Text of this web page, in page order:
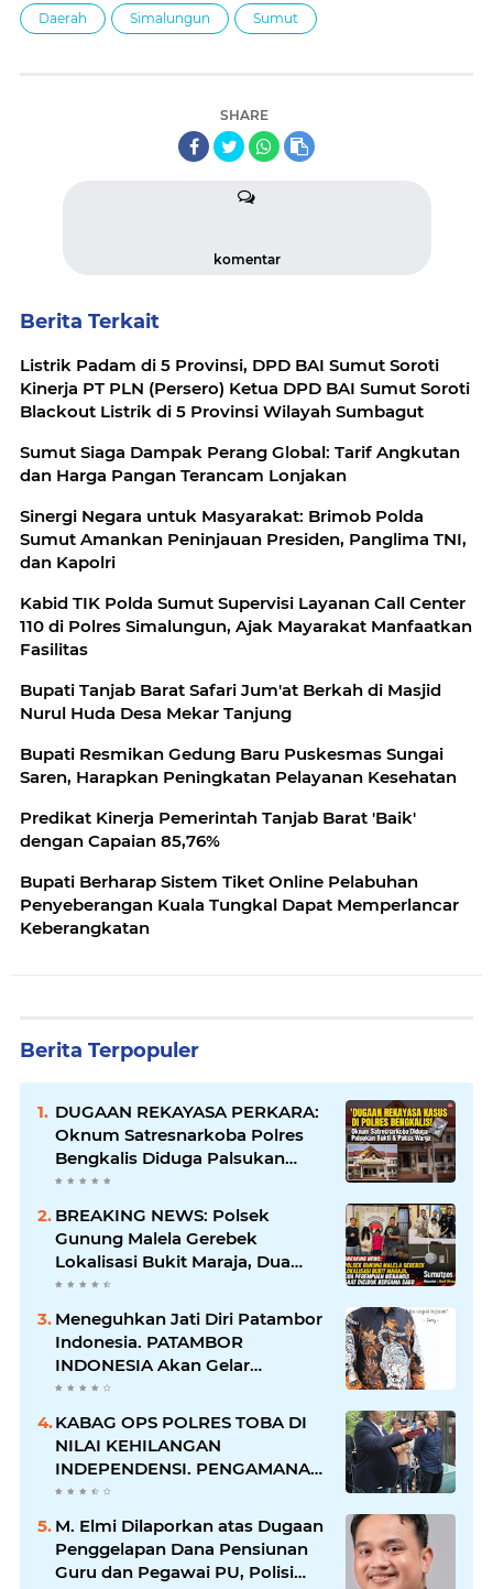
Daerah Simalungun Sumut
SHARE
komentar
Berita Terkait
Listrik Padam di 5 Provinsi, DPD BAI Sumut Soroti
Kinerja PT PLN (Persero) Ketua DPD BAI Sumut Soroti
Blackout Listrik di 5 Provinsi Wilayah Sumbagut
Sumut Siaga Dampak Perang Global: Tarif Angkutan
dan Harga Pangan Terancam Lonjakan
Sinergi Negara untuk Masyarakat: Brimob Polda
Sumut Amankan Peninjauan Presiden, Panglima TNI,
dan Kapolri
Kabid TIK Polda Sumut Supervisi Layanan Call Center
110 di Polres Simalungun, Ajak Mayarakat Manfaatkan
Fasilitas
Bupati Tanjab Barat Safari Jum'at Berkah di Masjid
Nurul Huda Desa Mekar Tanjung
Bupati Resmikan Gedung Baru Puskesmas Sungai
Saren, Harapkan Peningkatan Pelayanan Kesehatan
Predikat Kinerja Pemerintah Tanjab Barat 'Baik'
dengan Capaian 85,76%
Bupati Berharap Sistem Tiket Online Pelabuhan
Penyeberangan Kuala Tungkal Dapat Memperlancar
Keberangkatan
Berita Terpopuler
DUGAAN REKAYASA PERKARA:
Oknum Satresnarkoba Polres
Bengkalis Diduga Palsukan
Barang Bukti Hingga Paksa
BREAKING NEWS: Polsek
Gunung Malela Gerebek
Lokalisasi Bukit Maraja, Dua
Perempuan Menangis Saat
Diciduk Bersama Sabu
Meneguhkan Jati Diri Patambor
Indonesia. PATAMBOR
INDONESIA Akan Gelar
RAKERNAS II Di Jakarta.
KABAG OPS POLRES TOBA DI
NILAI KEHILANGAN
INDEPENDENSI. PENGAMANAN
PENEMBOKAN TANAH DI
LAGUBOTI DAPAT SOROTAN.
M. Elmi Dilaporkan atas Dugaan
Penggelapan Dana Pensiunan
Guru dan Pegawai PU, Polisi